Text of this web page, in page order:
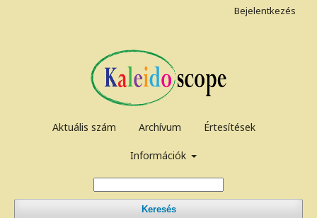
Aktuális szám Archívum Értesítések
Információk
Keresés
Bejelentkezés